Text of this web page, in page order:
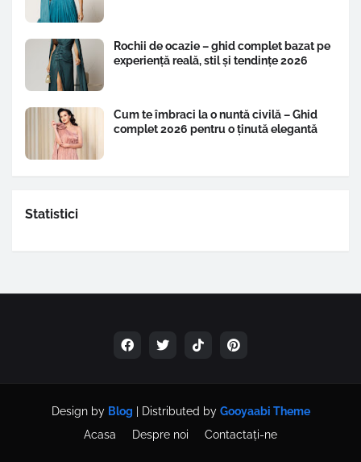
Rochii de ocazie – ghid complet bazat pe
experiență reală, stil și tendințe 2026
Cum te îmbraci la o nuntă civilă – Ghid
complet 2026 pentru o ținută elegantă
Statistici
Design by Blog | Distributed by Gooyaabi Theme
Acasa
Despre noi Contactați-ne